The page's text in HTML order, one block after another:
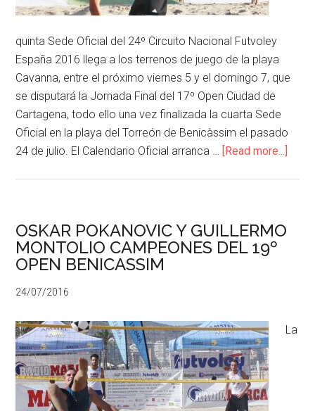
quinta Sede Oficial del 24º Circuito Nacional Futvoley
España 2016 llega a los terrenos de juego de la playa
Cavanna, entre el próximo viernes 5 y el domingo 7, que
se disputará la Jornada Final del 17º Open Ciudad de
Cartagena, todo ello una vez finalizada la cuarta Sede
Oficial en la playa del Torreón de Benicàssim el pasado
24 de julio. El Calendario Oficial arranca … [Read more...]
OSKAR POKANOVIC Y GUILLERMO
MONTOLIO CAMPEONES DEL 19º
OPEN BENICASSIM
24/07/2016
La